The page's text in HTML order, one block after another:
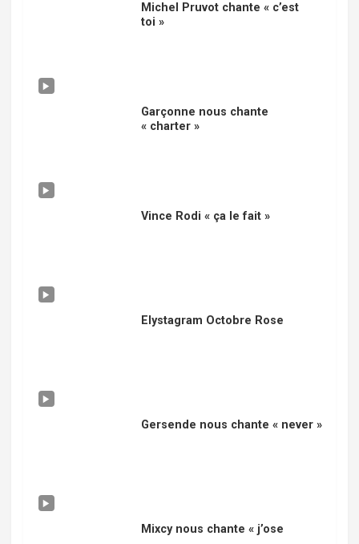
Michel Pruvot chante « c’est
toi »
Garçonne nous chante
« charter »
Vince Rodi « ça le fait »
Elystagram Octobre Rose
Gersende nous chante « never »
Mixcy nous chante « j’ose